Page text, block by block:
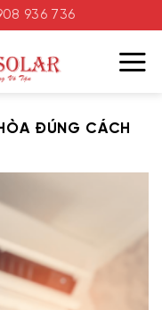
936 736
ĐÚNG CÁCH